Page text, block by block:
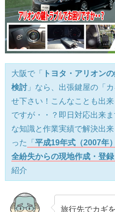
大阪で「
トヨタ・アリオン
検討 」なら、出張鍵屋の「
せ下さい！こんなことも出
ですが・・？即日対応出来
な知識と作業実績で解決出
った
「 平成19年式（2007年
全紛失からの現地作成・登録
紹介
旅行先でカギ